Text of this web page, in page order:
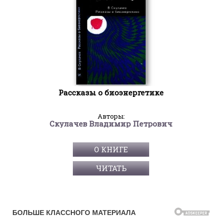
Рассказы о биоэнергетике
Авторы:
Скулачев Владимир Петрович
О КНИГЕ
ЧИТАТЬ